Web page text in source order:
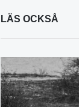
LÄS OCKSÅ